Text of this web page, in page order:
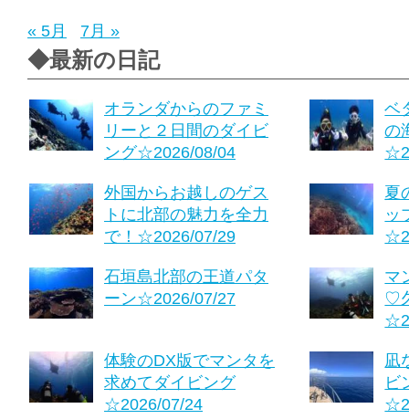
« 5月 7月 »
◆最新の日記
オランダからのファミ
リーと２日間のダイビ
ング☆2026/08/04
ベ
の
外国からお越しのゲス
トに北部の魅力を全力
で！☆2026/07/29
夏
ッ
石垣島北部の王道パタ
ーン☆2026/07/27
マ
♡
体験のDX版でマンタを
求めてダイビング
☆2026/07/24
凪
ビ